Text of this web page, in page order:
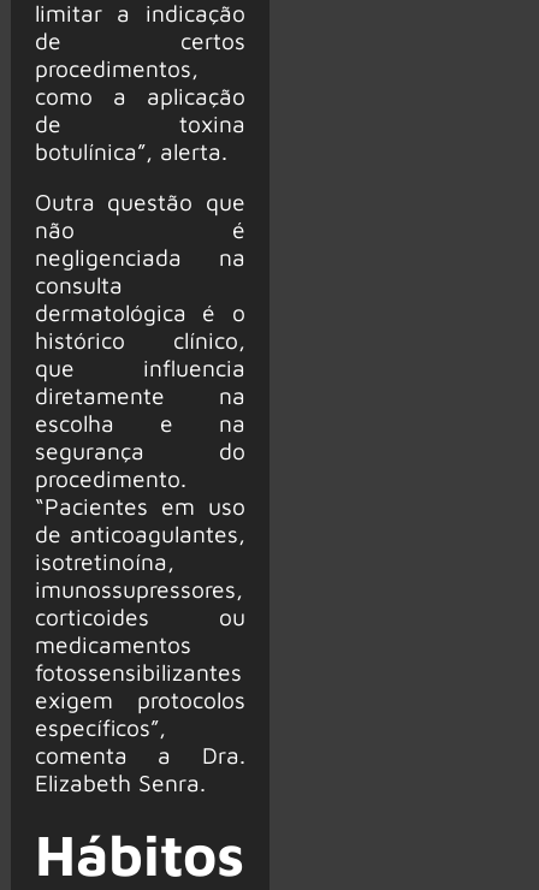
limitar a indicação
de certos
procedimentos,
como a aplicação
de toxina
botulínica”, alerta.
Outra questão que
não é
negligenciada na
consulta
dermatológica é o
histórico clínico,
que influencia
diretamente na
escolha e na
segurança do
procedimento.
“Pacientes em uso
de anticoagulantes,
isotretinoína,
imunossupressores,
corticoides ou
medicamentos
fotossensibilizantes
exigem protocolos
específicos”,
comenta a Dra.
Elizabeth Senra.
Hábitos